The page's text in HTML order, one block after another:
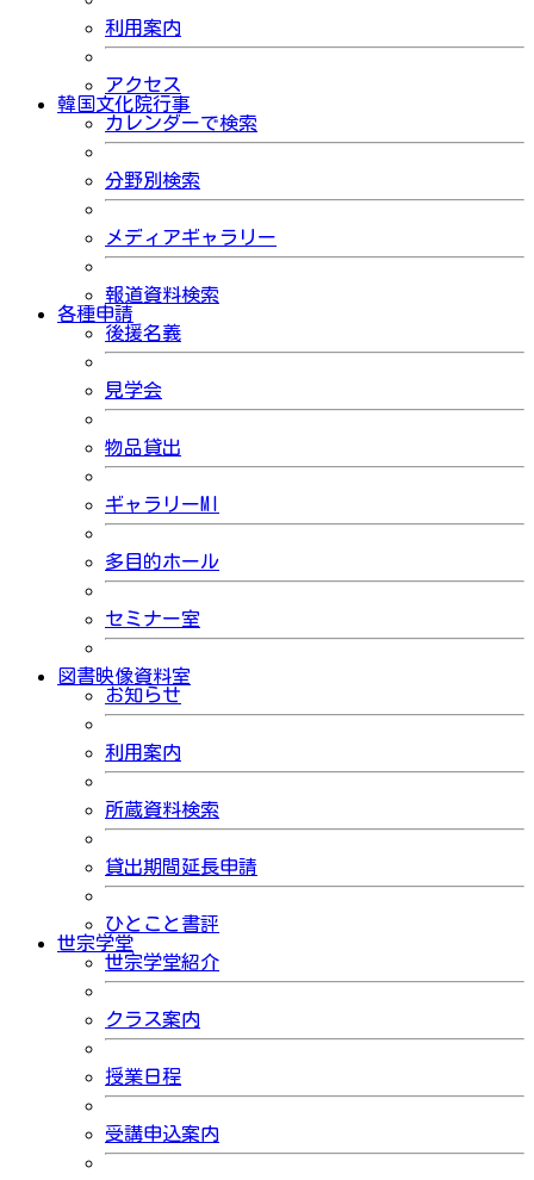
利用案内
アクセス
韓国文化院行事
カレンダーで検索
分野別検索
メディアギャラリー
報道資料検索
各種申請
後援名義
見学会
物品貸出
ギャラリーMI
多目的ホール
セミナー室
図書映像資料室
お知らせ
利用案内
所蔵資料検索
貸出期間延長申請
ひとこと書評
世宗学堂
世宗学堂紹介
クラス案内
授業日程
受講申込案内